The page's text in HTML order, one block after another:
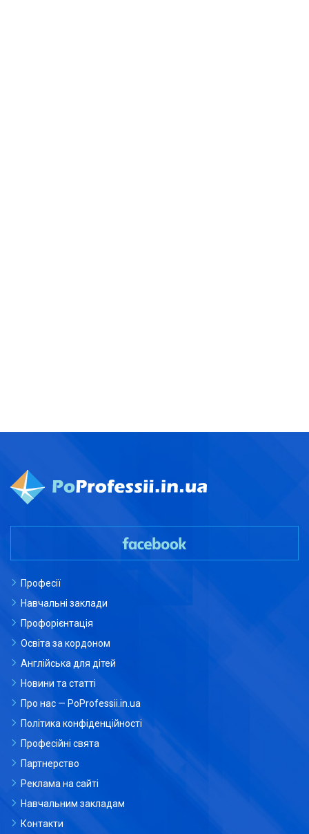
Професії
Навчальні заклади
Профорієнтація
Освіта за кордоном
Англійська для дітей
Новини та статті
Про нас — PoProfessii.in.ua
Політика конфіденційності
Професійні свята
Партнерство
Реклама на сайті
Навчальним закладам
Контакти